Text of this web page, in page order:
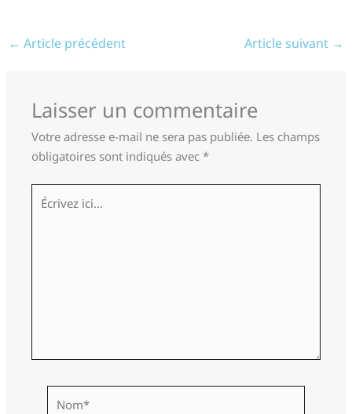
← Article précédent Article suivant →
Laisser un commentaire
Votre adresse e-mail ne sera pas publiée. Les champs
obligatoires sont indiqués avec*
Écrivez
ici…